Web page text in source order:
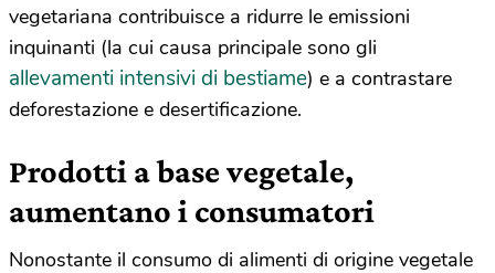
vegetariana contribuisce a ridurre le emissioni
inquinanti (la cui causa principale sono gli
allevamenti intensivi di bestiame) e a contrastare
deforestazione e desertificazione.
Prodotti a base vegetale,
aumentano i consumatori
Nonostante il consumo di alimenti di origine vegetale